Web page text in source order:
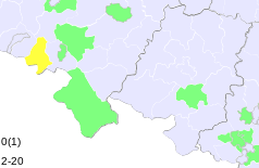
0(1)
2-20